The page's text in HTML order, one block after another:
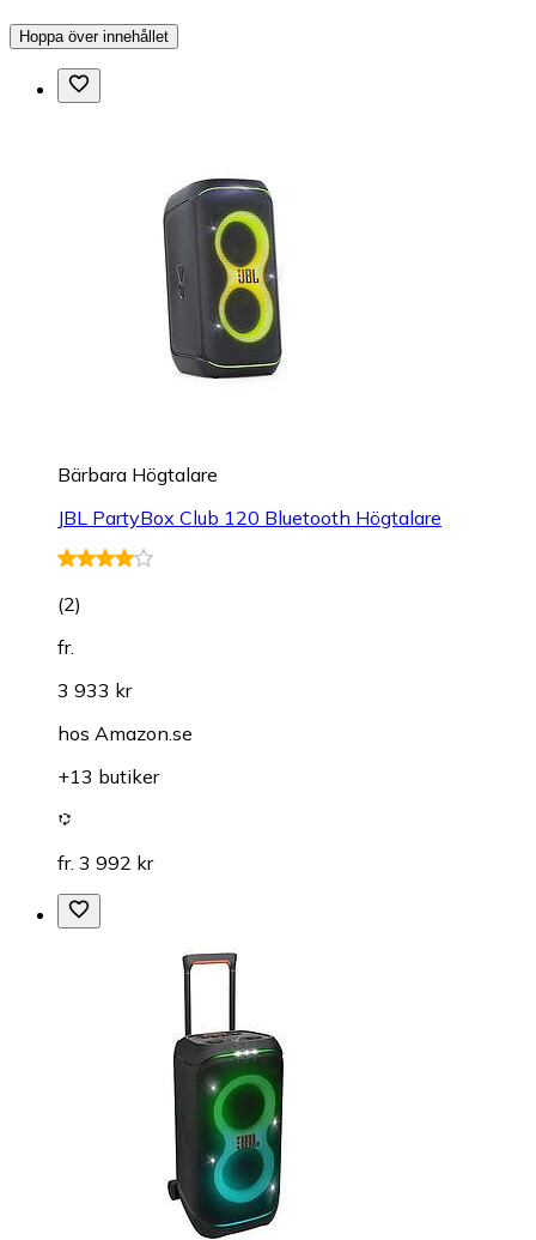
Hoppa över innehållet
Bärbara Högtalare
JBL PartyBox Club 120 Bluetooth Högtalare
(2)
fr.
3 933 kr
hos Amazon.se
+13 butiker
fr. 3 992 kr